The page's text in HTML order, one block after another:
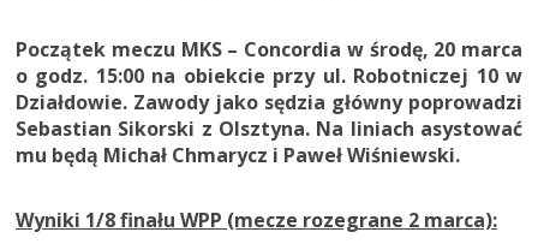
Początek meczu MKS – Concordia w środę, 20 marca
o godz. 15:00 na obiekcie przy ul. Robotniczej 10 w
Działdowie. Zawody jako sędzia główny poprowadzi
Sebastian Sikorski z Olsztyna. Na liniach asystować
mu będą Michał Chmarycz i Paweł Wiśniewski.
Wyniki 1/8 finału WPP (mecze rozegrane 2 marca):